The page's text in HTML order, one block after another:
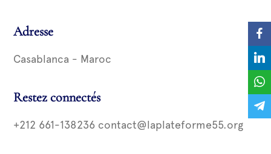
Adresse
Casablanca - Maroc
Restez connectés
+212 661-138236 contact@laplateforme55.org